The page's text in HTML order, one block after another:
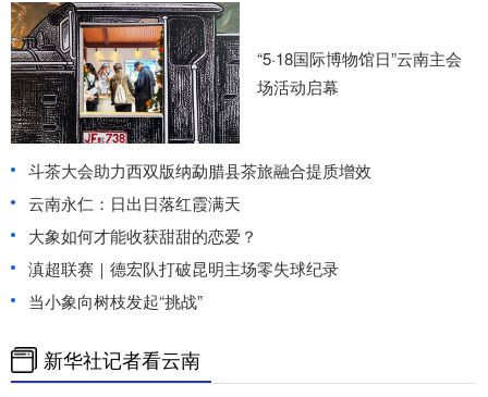
“5·18国际博物馆日”云南主会
场活动启幕
斗茶大会助力西双版纳勐腊县茶旅融合提质增效
云南永仁：日出日落红霞满天
大象如何才能收获甜甜的恋爱？
滇超联赛｜德宏队打破昆明主场零失球纪录
当小象向树枝发起“挑战”
新华社记者看云南